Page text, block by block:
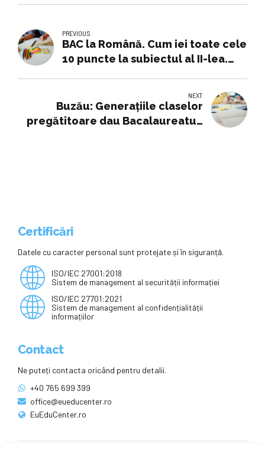
PREVIOUS
BAC la Română. Cum iei toate cele
10 puncte la subiectul al II-lea.
NEXT
Buzău: Generațiile claselor
pregătitoare dau Bacalaureatul;
Certificări
Datele cu caracter personal sunt protejate și în siguranță.
ISO/IEC 27001:2018
Sistem de management al securității informației
ISO/IEC 27701:2021
Sistem de management al confidențialității
informațiilor
Contact
Ne puteți contacta oricând pentru detalii.
+40 765 699 399
office@eueducenter.ro
EuEduCenter.ro